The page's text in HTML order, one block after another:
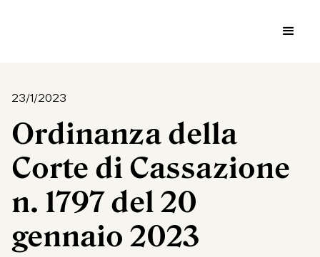
23/1/2023
Ordinanza della
Corte di Cassazione
n. 1797 del 20
gennaio 2023